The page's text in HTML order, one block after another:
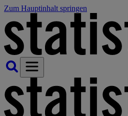
Zum Hauptinhalt springen